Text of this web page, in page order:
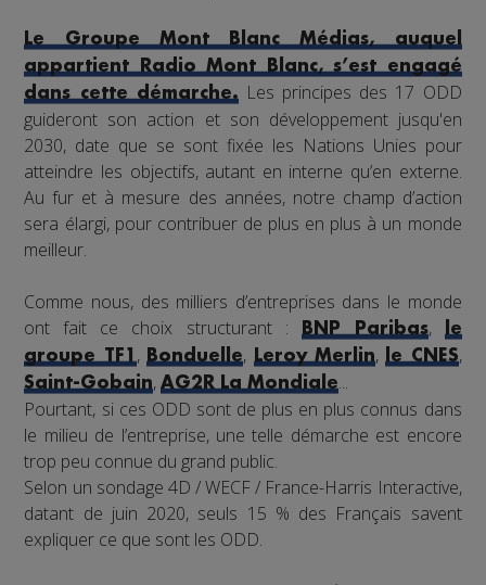
Le Groupe Mont Blanc Médias, auquel
appartient Radio Mont Blanc, s’est engagé
dans cette démarche.Les principes des 17 ODD
guideront son action et son développement jusqu'en
2030, date que se sont fixée les Nations Unies pour
atteindre les objectifs, autant en interne qu’en externe.
Au fur et à mesure des années, notre champ d’action
sera élargi, pour contribuer de plus en plus à un monde
meilleur.
Comme nous, des milliers d’entreprises dans le monde
ont fait ce choix structurant :
BNP Paribas,
le
groupe TF1,Bonduelle, Leroy Merlin,le CNES,
Saint-Gobain,AG2R La Mondiale...
Pourtant, si ces ODD sont de plus en plus connus dans
le milieu de l’entreprise, une telle démarche est encore
trop peu connue du grand public.
Selon un sondage 4D / WECF / France-Harris Interactive,
datant de juin 2020, seuls 15 % des Français savent
expliquer ce que sont les ODD.